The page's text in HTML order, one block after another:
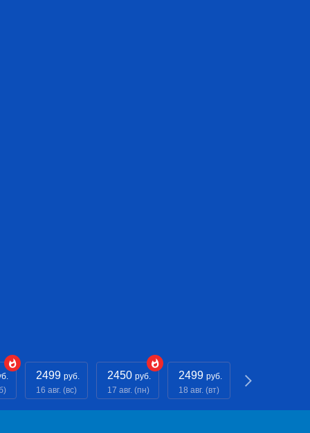
2499 руб.
16 авг. (вс)
2450 руб.
17 авг. (пн)
2499 руб.
18 авг. (вт)